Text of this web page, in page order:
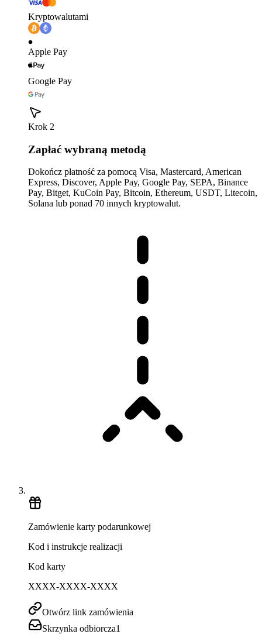
Kryptowalutami
Apple Pay
Google Pay
Krok 2
Zapłać wybraną metodą
Dokończ płatność za pomocą Visa, Mastercard, American
Express, Discover, Apple Pay, Google Pay, SEPA, Binance
Pay, Bitget, KuCoin Pay, Bitcoin, Ethereum, USDT, Litecoin,
Solana lub ponad 70 innych kryptowalut.
Zamówienie karty podarunkowej
Kod i instrukcje realizacji
Kod karty
XXXX-XXXX-XXXX
Otwórz link zamówienia
Skrzynka odbiorcza1